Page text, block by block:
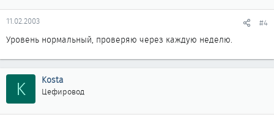
11.02.2003 #4
Уровень нормальный, проверяю через каждую неделю.
K Kosta
Цефировод